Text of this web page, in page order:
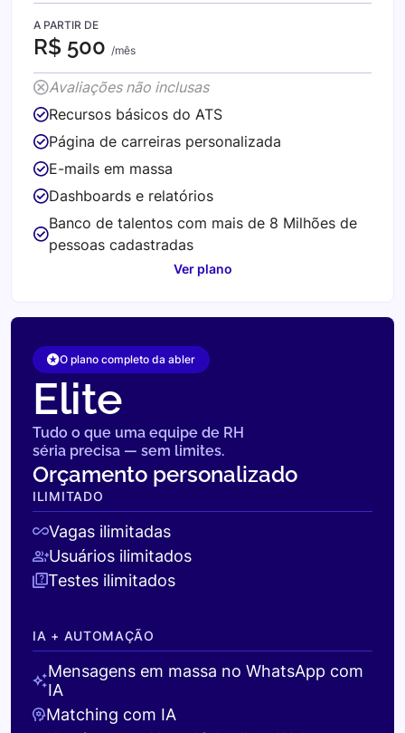
A PARTIR DE
R$ 500 /mês
Avaliações não inclusas
Recursos básicos do ATS
Página de carreiras personalizada
E-mails em massa
Dashboards e relatórios
Banco de talentos com mais de 8 Milhões de
pessoas cadastradas
Ver plano
O plano completo da abler
Elite
Tudo o que uma equipe de RH
séria precisa — sem limites.
Orçamento personalizado
ILIMITADO
Vagas ilimitadas
Usuários ilimitados
Testes ilimitados
IA + AUTOMAÇÃO
Mensagens em massa no WhatsApp com
IA
Matching com IA